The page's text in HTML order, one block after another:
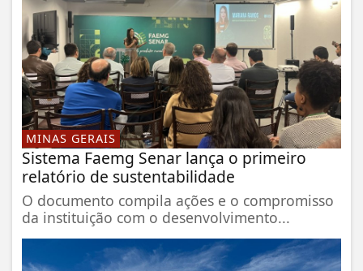
MINAS GERAIS
Sistema Faemg Senar lança o primeiro
relatório de sustentabilidade
O documento compila ações e o compromisso
da instituição com o desenvolvimento...